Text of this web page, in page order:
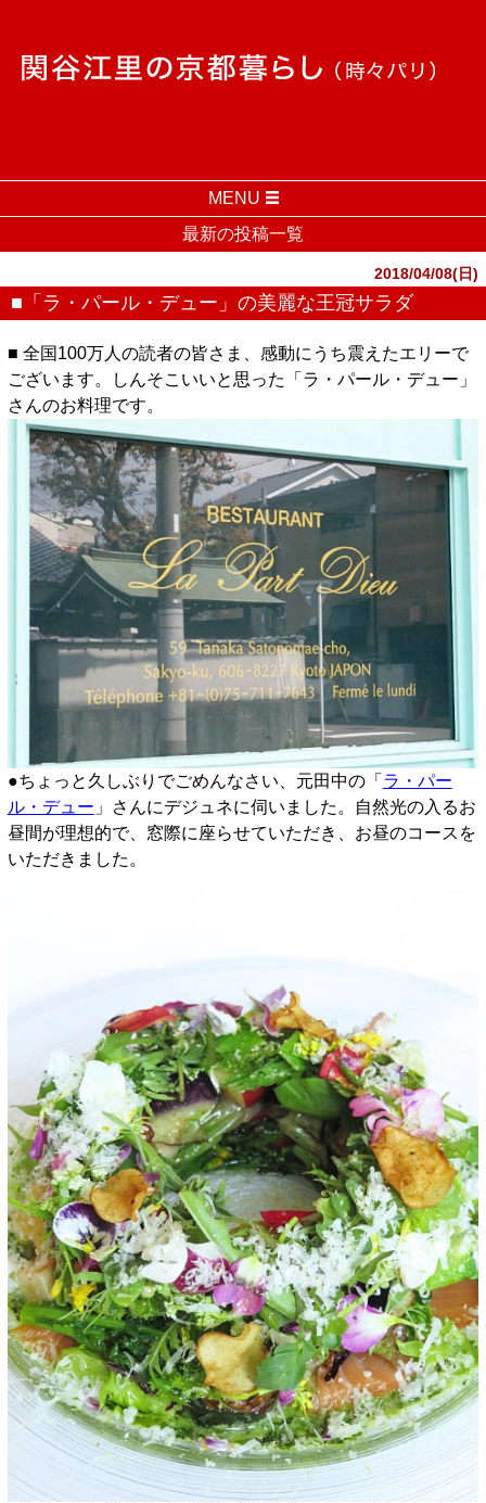
MENU
最新の投稿一覧
2018/04/08(日)
■「ラ・パール・デュー」の美麗な王冠サラダ
■ 全国100万人の読者の皆さま、感動にうち震えたエリーで
ございます。しんそこいいと思った「ラ・パール・デュー」
さんのお料理です。
●ちょっと久しぶりでごめんなさい、元田中の「 ラ・パー
ル・デュー 」さんにデジュネに伺いました。自然光の入るお
昼間が理想的で、窓際に座らせていただき、お昼のコースを
いただきました。